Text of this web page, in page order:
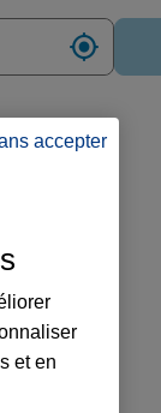
Utiliser
accepter
et en